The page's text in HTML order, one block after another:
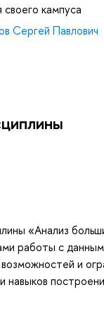
своего кампуса
Сергей Павлович
«Анализ
работы с
и
навыков